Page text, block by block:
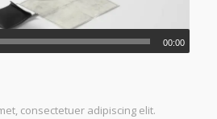
00:00
consectetuer adipiscing elit.